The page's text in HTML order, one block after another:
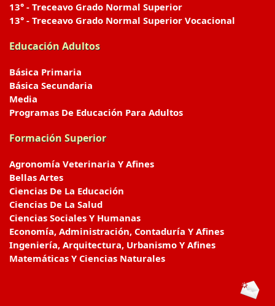
13° - Treceavo Grado Normal Superior
13° - Treceavo Grado Normal Superior Vocacional
Educación Adultos
Básica Primaria
Básica Secundaria
Media
Programas De Educación Para Adultos
Formación Superior
Agronomía Veterinaria Y Afines
Bellas Artes
Ciencias De La Educación
Ciencias De La Salud
Ciencias Sociales Y Humanas
Economía, Administración, Contaduría Y Afines
Ingeniería, Arquitectura, Urbanismo Y Afines
Matemáticas Y Ciencias Naturales